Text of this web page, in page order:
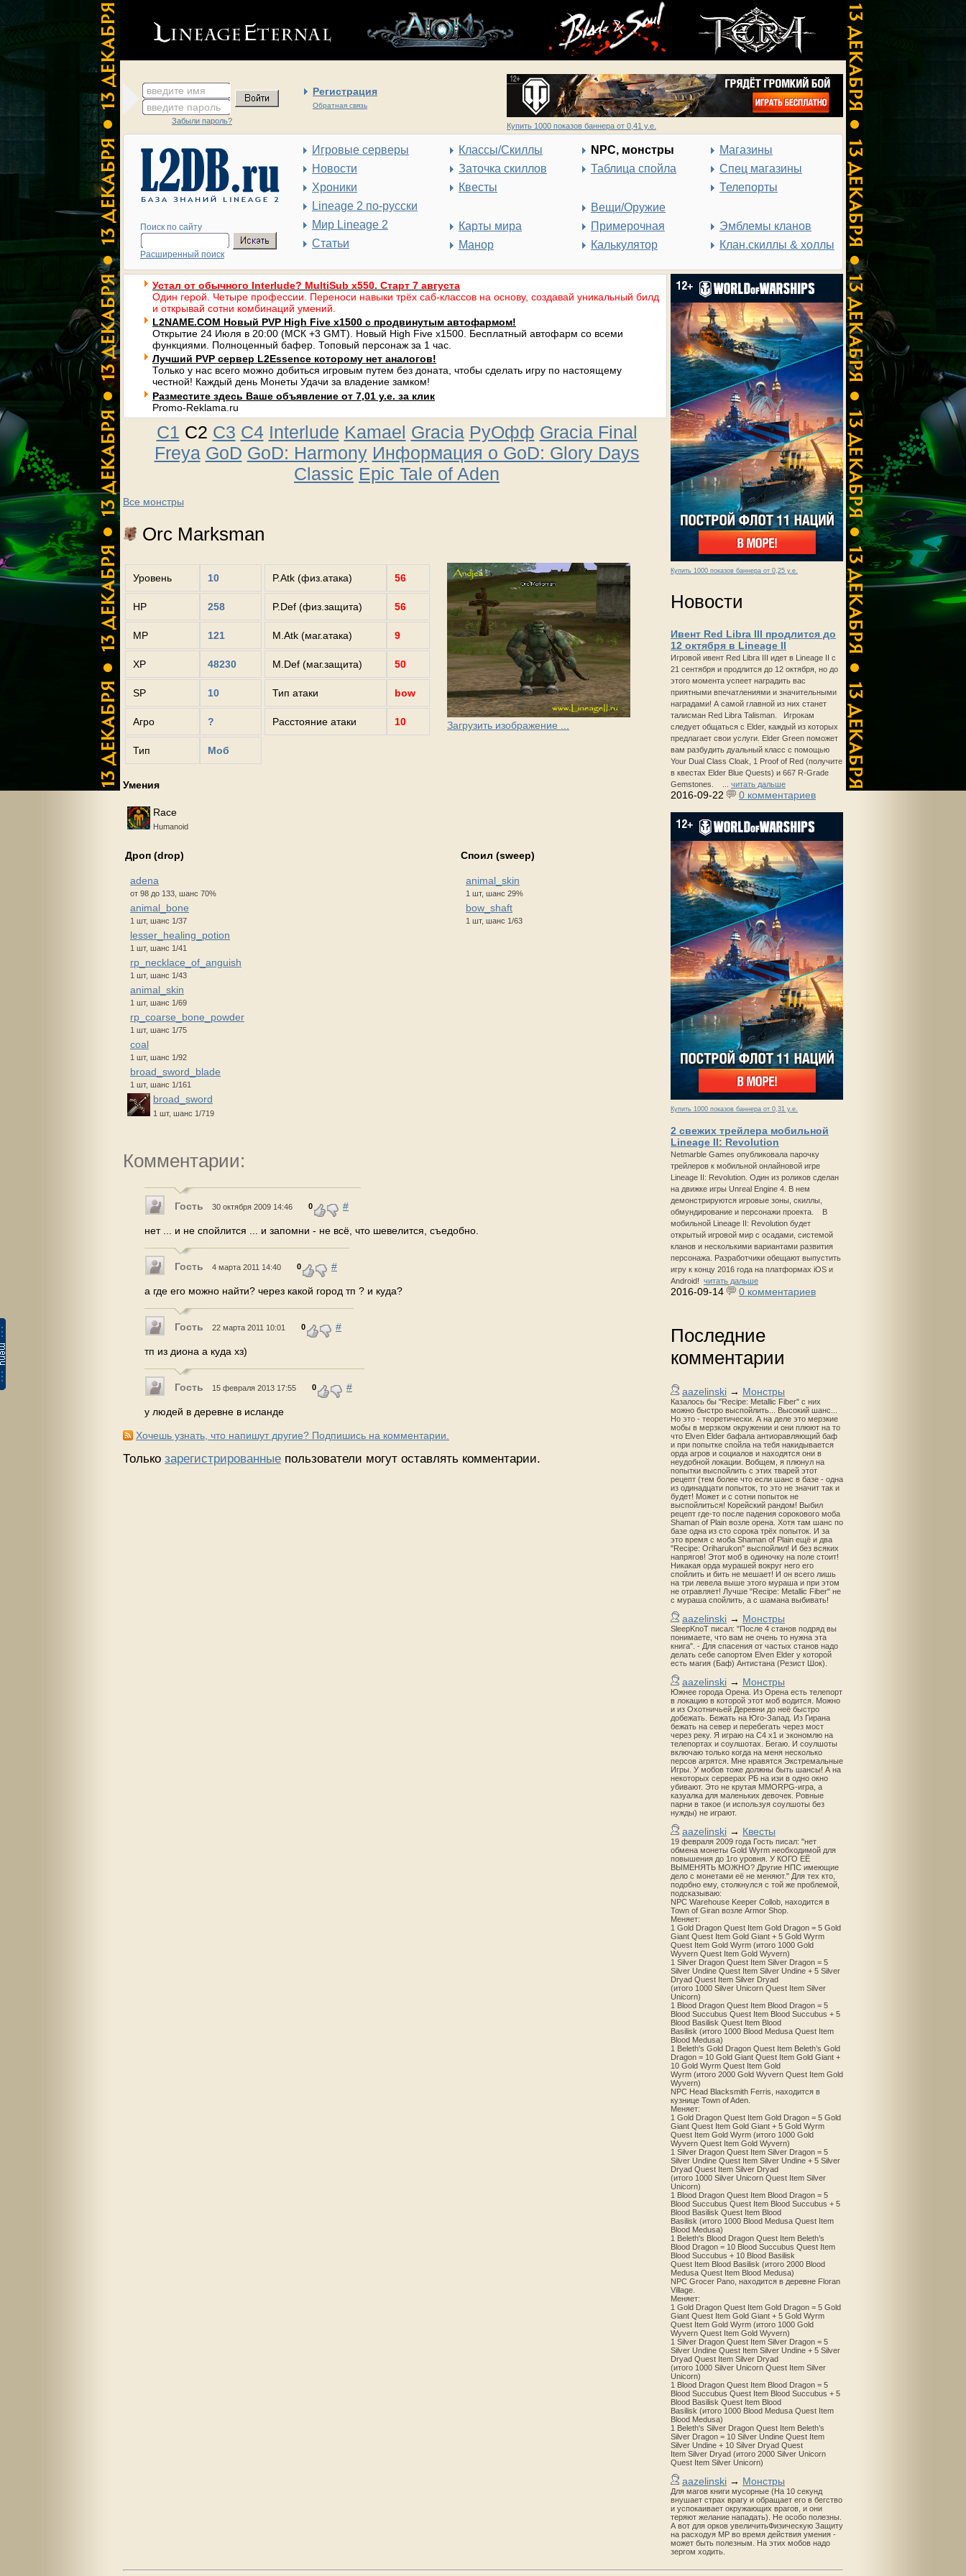
введите имя Регистрация
Обратная связь
введите пароль
Забыли пароль?
Купить 1000 показов баннера от 0,41 у.е.
Поиск по сайту
Расширенный поиск
Игровые серверы
Новости
Хроники
Lineage 2 по-русски
Мир Lineage 2
Статьи
Классы/Скиллы
Заточка скиллов
Квесты
Карты мира
Манор
NPC, монстры
Таблица спойла
Вещи/Оружие
Примерочная
Калькулятор
Магазины
Спец магазины
Телепорты
Эмблемы кланов
Клан.скиллы & холлы
Купить 1000 показов баннера от 0,25 у.е.
Новости
Ивент Red Libra III продлится до
12 октября в Lineage II
Игровой ивент Red Libra III идет в Lineage II с
21 сентября и продлится до 12 октября, но до
этого момента успеет наградить вас
приятными впечатлениями и значительными
наградами! А самой главной из них станет
талисман Red Libra Talisman. Игрокам
следует общаться с Elder, каждый из которых
предлагает свои услуги. Elder Green поможет
вам разбудить дуальный класс с помощью
Your Dual Class Cloak, 1 Proof of Red (получите
в квестах Elder Blue Quests) и 667 R-Grade
Gemstones. ... читать дальше
2016-09-22 0 комментариев
Купить 1000 показов баннера от 0,31 у.е.
2 свежих трейлера мобильной
Lineage II: Revolution
Netmarble Games опубликовала парочку
трейлеров к мобильной онлайновой игре
Lineage II: Revolution. Один из роликов сделан
на движке игры Unreal Engine 4. В нем
демонстрируются игровые зоны, скиллы,
обмундирование и персонажи проекта. В
мобильной Lineage II: Revolution будет
открытый игровой мир с осадами, системой
кланов и несколькими вариантами развития
персонажа. Разработчики обещают выпустить
игру к концу 2016 года на платформах iOS и
Android! читать дальше
2016-09-14 0 комментариев
Последние
комментарии
aazelinski → Монстры
Казалось бы "Recipe: Metallic Fiber" с них
можно быстро выспойлить... Высокий шанс...
Но это - теоретически. А на деле это мерзкие
мобы в мерзком окружении и они плюют на то
что Elven Elder бафала антиоравляющий баф
и при попытке спойла на тебя накидывается
орда агров и социалов и находятся они в
неудобной локации. Вобщем, я плюнул на
попытки выспойлить с этих тварей этот
рецепт (тем более что если шанс в базе - одна
из одинадцати попыток, то это не значит так и
будет! Может и с сотни попыток не
выспойлиться! Корейский рандом! Выбил
рецепт где-то после падения сорокового моба
Shaman of Plain возле орена. Хотя там шанс по
базе одна из сто сорока трёх попыток. И за
это время с моба Shaman of Plain ещё и два
"Recipe: Oriharukon" выспойлил! И без всяких
напрягов! Этот моб в одиночку на поле стоит!
Никакая орда мурашей вокруг него его
спойлить и бить не мешает! И он всего лишь
на три левела выше этого мураша и при этом
не отравляет! Лучше "Recipe: Metallic Fiber" не
с мураша спойлить, а с шамана выбивать!
aazelinski → Монстры
SleepKnoT писал: "После 4 станов подряд вы
понимаете, что вам не очень то нужна эта
книга". - Для спасения от частых станов надо
делать себе сапортом Elven Elder у которой
есть магия (Баф) Антистана (Резист Шок).
aazelinski → Монстры
Южнее города Орена. Из Орена есть телепорт
в локацию в которой этот моб водится. Можно
и из Охотничьей Деревни до неё быстро
добежать. Бежать на Юго-Запад. Из Гирана
бежать на север и перебегать через мост
через реку. Я играю на С4 х1 и экономлю на
телепортах и соулшотах. Бегаю. И соулшоты
включаю только когда на меня несколько
персов агрятся. Мне нравятся Экстремальные
Игры. У мобов тоже должны быть шансы! А на
некоторых серверах РБ на изи в одно окно
убивают. Это не крутая MMORPG-игра, а
казуалка для маленьких девочек. Ровные
парни в такое (и используя соулшоты без
нужды) не играют.
aazelinski → Квесты
19 февраля 2009 года Гость писал: "нет
обмена монеты Gold Wyrm необходимой для
повышения до 1го уровня. У КОГО ЕЁ
ВЫМЕНЯТЬ МОЖНО? Другие НПС имеющие
дело с монетами её не меняют." Для тех кто,
подобно ему, столкнулся с той же проблемой,
подсказываю:
NPC Warehouse Keeper Collob, находится в
Town of Giran возле Armor Shop.
Меняет:
1 Gold Dragon Quest Item Gold Dragon = 5 Gold
Giant Quest Item Gold Giant + 5 Gold Wyrm
Quest Item Gold Wyrm (итого 1000 Gold
Wyvern Quest Item Gold Wyvern)
1 Silver Dragon Quest Item Silver Dragon = 5
Silver Undine Quest Item Silver Undine + 5 Silver
Dryad Quest Item Silver Dryad
(итого 1000 Silver Unicorn Quest Item Silver
Unicorn)
1 Blood Dragon Quest Item Blood Dragon = 5
Blood Succubus Quest Item Blood Succubus + 5
Blood Basilisk Quest Item Blood
Basilisk (итого 1000 Blood Medusa Quest Item
Blood Medusa)
1 Beleth's Gold Dragon Quest Item Beleth’s Gold
Dragon = 10 Gold Giant Quest Item Gold Giant +
10 Gold Wyrm Quest Item Gold
Wyrm (итого 2000 Gold Wyvern Quest Item Gold
Wyvern)
NPC Head Blacksmith Ferris, находится в
кузнице Town of Aden.
Меняет:
1 Gold Dragon Quest Item Gold Dragon = 5 Gold
Giant Quest Item Gold Giant + 5 Gold Wyrm
Quest Item Gold Wyrm (итого 1000 Gold
Wyvern Quest Item Gold Wyvern)
1 Silver Dragon Quest Item Silver Dragon = 5
Silver Undine Quest Item Silver Undine + 5 Silver
Dryad Quest Item Silver Dryad
(итого 1000 Silver Unicorn Quest Item Silver
Unicorn)
1 Blood Dragon Quest Item Blood Dragon = 5
Blood Succubus Quest Item Blood Succubus + 5
Blood Basilisk Quest Item Blood
Basilisk (итого 1000 Blood Medusa Quest Item
Blood Medusa)
1 Beleth's Blood Dragon Quest Item Beleth’s
Blood Dragon = 10 Blood Succubus Quest Item
Blood Succubus + 10 Blood Basilisk
Quest Item Blood Basilisk (итого 2000 Blood
Medusa Quest Item Blood Medusa)
NPC Grocer Pano, находится в деревне Floran
Village.
Меняет:
1 Gold Dragon Quest Item Gold Dragon = 5 Gold
Giant Quest Item Gold Giant + 5 Gold Wyrm
Quest Item Gold Wyrm (итого 1000 Gold
Wyvern Quest Item Gold Wyvern)
1 Silver Dragon Quest Item Silver Dragon = 5
Silver Undine Quest Item Silver Undine + 5 Silver
Dryad Quest Item Silver Dryad
(итого 1000 Silver Unicorn Quest Item Silver
Unicorn)
1 Blood Dragon Quest Item Blood Dragon = 5
Blood Succubus Quest Item Blood Succubus + 5
Blood Basilisk Quest Item Blood
Basilisk (итого 1000 Blood Medusa Quest Item
Blood Medusa)
1 Beleth's Silver Dragon Quest Item Beleth’s
Silver Dragon = 10 Silver Undine Quest Item
Silver Undine + 10 Silver Dryad Quest
Item Silver Dryad (итого 2000 Silver Unicorn
Quest Item Silver Unicorn)
aazelinski → Монстры
Для магов книги мусорные (На 10 секунд
внушает страх врагу и обращает его в бегство
и успокаивает окружающих врагов, и они
теряют желание нападать). Не особо полезны.
А вот для орков увеличитьФизическую Защиту
на расходуя MP во время действия умения -
может быть полезным. На этих мобов надо
зергом ходить.
Устал от обычного Interlude? MultiSub x550. Старт 7 августа
Один герой. Четыре профессии. Переноси навыки трёх саб-классов на основу, создавай уникальный билд
и открывай сотни комбинаций умений.
L2NAME.COM Новый PVP High Five x1500 с продвинутым автофармом!
Открытие 24 Июля в 20:00 (МСК +3 GMT). Новый High Five x1500. Бесплатный автофарм со всеми
функциями. Полноценный бафер. Топовый персонаж за 1 час.
Лучший PVP сервер L2Essence которому нет аналогов!
Только у нас всего можно добиться игровым путем без доната, чтобы сделать игру по настоящему
честной! Каждый день Монеты Удачи за владение замком!
Разместите здесь Ваше объявление от 7,01 у.е. за клик
Promo-Reklama.ru
C1 C2 C3 C4 Interlude Kamael Gracia РуОфф Gracia Final
Freya GoD GoD: Harmony Информация о GoD: Glory Days
Classic Epic Tale of Aden
Все монстры
Orc Marksman
Уровень 10
HP 258
MP 121
XP 48230
SP 10
Агро ?
Тип Моб
P.Atk (физ.атака) 56
P.Def (физ.защита) 56
M.Atk (маг.атака) 9
M.Def (маг.защита) 50
Тип атаки bow
Расстояние атаки 10 Загрузить изображение ...
Умения
Race
Humanoid
Дроп (drop)
adena
от 98 до 133, шанс 70%
animal_bone
1 шт, шанс 1/37
lesser_healing_potion
1 шт, шанс 1/41
rp_necklace_of_anguish
1 шт, шанс 1/43
animal_skin
1 шт, шанс 1/69
rp_coarse_bone_powder
1 шт, шанс 1/75
coal
1 шт, шанс 1/92
broad_sword_blade
1 шт, шанс 1/161
broad_sword
1 шт, шанс 1/719
Споил (sweep)
animal_skin
1 шт, шанс 29%
bow_shaft
1 шт, шанс 1/63
Комментарии:
Гость 30 октября 2009 14:46 0 #
нет ... и не спойлится ... и запомни - не всё, что шевелится, съедобно.
Гость 4 марта 2011 14:40 0 #
а где его можно найти? через какой город тп ? и куда?
Гость 22 марта 2011 10:01 0 #
тп из диона а куда хз)
Гость 15 февраля 2013 17:55 0 #
у людей в деревне в исланде
Хочешь узнать, что напишут другие? Подпишись на комментарии.
Только зарегистрированные пользователи могут оставлять комментарии.